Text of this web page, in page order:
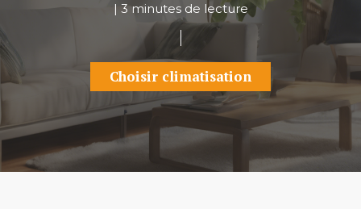
| 3 minutes de lecture
Choisir climatisation